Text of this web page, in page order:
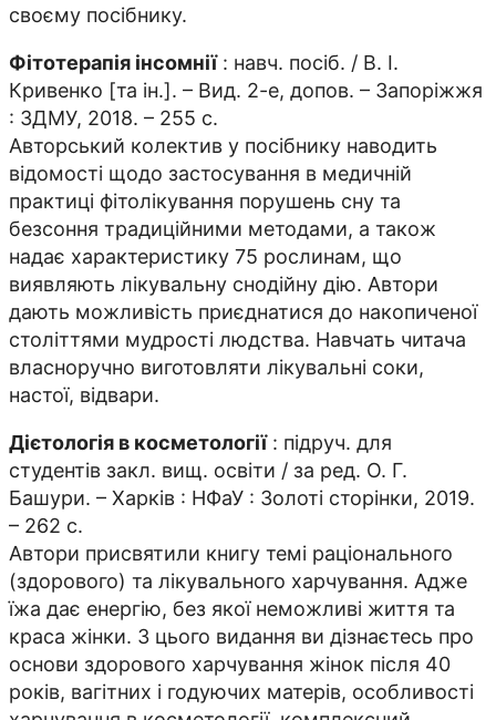
своєму посібнику.
Фітотерапія інсомнії: навч. посіб. / В. І.
Кривенко [та ін.]. – Вид. 2-е, допов. – Запоріжжя
: ЗДМУ, 2018. – 255 с.
Авторський колектив у посібнику наводить
відомості щодо застосування в медичній
практиці фітолікування порушень сну та
безсоння традиційними методами, а також
надає характеристику 75 рослинам, що
виявляють лікувальну снодійну дію. Автори
дають можливість приєднатися до накопиченої
століттями мудрості людства. Навчать читача
власноручно виготовляти лікувальні соки,
настої, відвари.
Дієтологія в косметології: підруч. для
студентів закл. вищ. освіти / за ред. О. Г.
Башури. – Харків : НФаУ : Золоті сторінки, 2019.
– 262 с.
Автори присвятили книгу темі раціонального
(здорового) та лікувального харчування. Адже
їжа дає енергію, без якої неможливі життя та
краса жінки. З цього видання ви дізнаєтесь про
основи здорового харчування жінок після 40
років, вагітних і годуючих матерів, особливості